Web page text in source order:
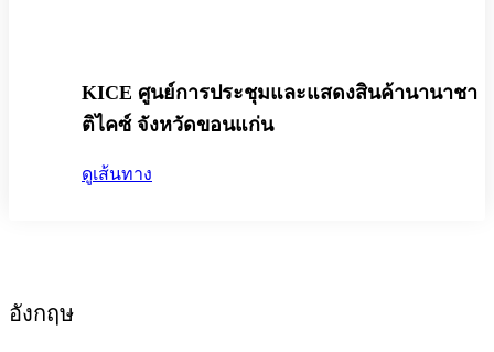
KICE ศูนย์การประชุมและแสดงสินค้านานาชา
ติไคซ์ จังหวัดขอนแก่น
ดูเส้นทาง
อังกฤษ